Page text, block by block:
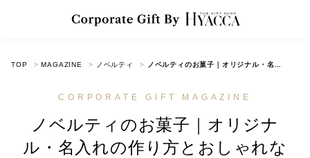
TOP MAGAZINE ノベルティ
CORPORATE GIFT MAGAZINE
ノベルティのお菓子｜オリジナ
ル・名入れの作り方とおしゃれな